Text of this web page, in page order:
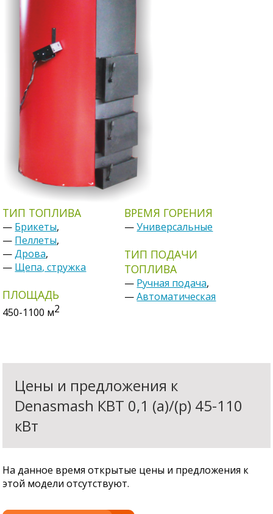
ТИП ТОПЛИВА
— Брикеты,
— Пеллеты,
—Дрова,
— Щепа, стружка
ПЛОЩАДЬ
450-1100 м2
ВРЕМЯ ГОРЕНИЯ
—Универсальные
ТИП ПОДАЧИ
ТОПЛИВА
— Ручная подача,
—Автоматическая
Цены и предложения к
Denasmash КВТ 0,1 (а)/(р) 45-110
кВт
На данное время открытые цены и предложения к
этой модели отсутствуют.